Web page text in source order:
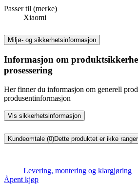
Passer til (merke)
Xiaomi
Miljø- og sikkerhetsinformasjon
Informasjon om
prosessering
Her finner du informasjon om generell
produsentinformasjon
Vis sikkerhetsinformasjon
Kundeomtale (0)Dette produktet er ikke
Levering, montering og klargjøring
Åpent kjøp